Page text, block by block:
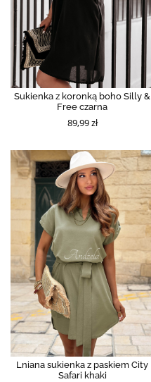
Sukienka z koronką boho Silly &
Free czarna
89,99 zł
Lniana sukienka z paskiem City
Safari khaki